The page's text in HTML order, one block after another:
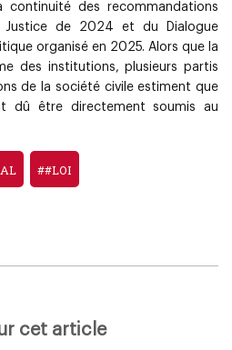
des recommandations
Justice de 2024 et du Dialogue
organisé en 2025. Alors que la
des institutions, plusieurs partis
de la société civile estiment que
dû être directement soumis au
##LOI
cet article